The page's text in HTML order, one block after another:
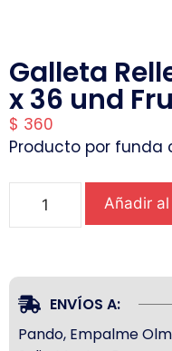
Galleta
x 36 und
$ 360
Producto por funda
Añadir
ENVÍOS A:
Pando, Empalme